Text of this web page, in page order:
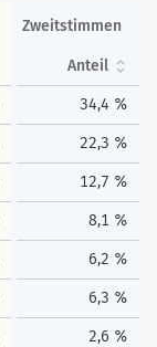
Zweitstimmen
Anteil
34,4 %
22,3 %
12,7 %
8,1 %
6,2 %
6,3 %
2,6 %